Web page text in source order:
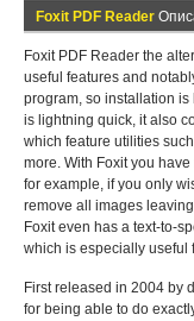
Foxit PDF Reader
Foxit PDF Reader the
useful features and
program, so installation
is lightning quick, it also
which feature utilities
more. With Foxit you
for example, if you only
remove all images
Foxit even has a text-to-
which is especially useful
First released in 2004 by
for being able to do